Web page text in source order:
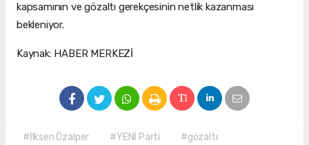
kapsamının ve gözaltı gerekçesinin netlik kazanması
bekleniyor.
Kaynak: HABER MERKEZİ
#İlksen Özalper #YENİ Parti
#gözaltı